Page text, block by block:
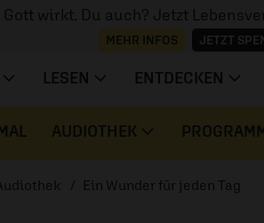
Gott wirkt. Du auch? Jetzt
MEHR INFOS JETZT
LESEN ENTDECKEN
AUDIOTHEK
Ein Wunder für jeden Tag